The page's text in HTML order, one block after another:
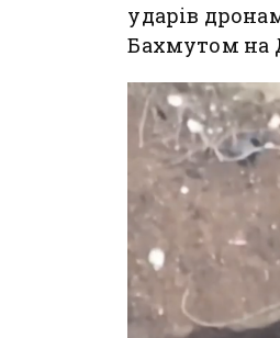
ударів
Бахмутом на